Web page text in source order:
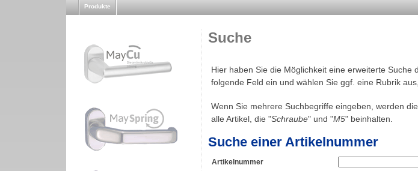
Produkte
Suche
Hier haben Sie die Möglichkeit eine erweiterte
folgende Feld ein und wählen Sie ggf. eine Rubrik
Wenn Sie mehrere Suchbegriffe eingeben, werden
alle Artikel, die "Schraube" und "M5" beinhalten.
Suche einer Artikelnummer
Artikelnummer